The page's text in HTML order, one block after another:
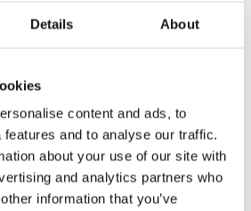
Details About
content and ads, to
and to analyse our traffic.
about your use of our site with
and analytics partners who
information that you’ve
parempi.”
johtaa siihen, että
toimijoiden välillä on enemmän
ymmärrystä ja yhteistyötä.
paras yritysvastuulaki?